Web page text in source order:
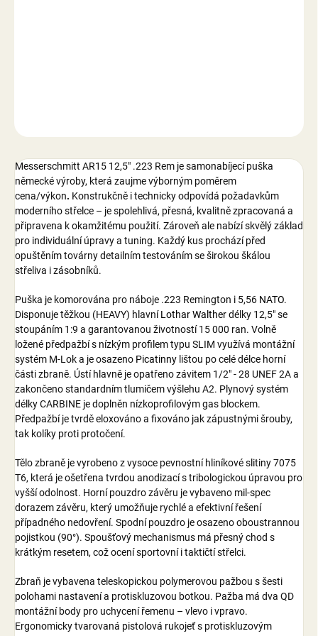
Messerschmitt AR15 12,5" .223 Rem je samonabíjecí puška
německé výroby, která zaujmevýborným poměrem
cena/výkon. Konstrukčně i technicky odpovídá požadavkům
moderního střelce – je spolehlivá, přesná, kvalitně zpracovaná a
připravena k okamžitému použití. Zároveň ale nabízí skvělý základ
pro individuální úpravy a tuning. Každý kus prochází před
opuštěním továrny detailním testováním se širokou škálou
střeliva i zásobníků.
Puška je komorována pro náboje .223 Remington i 5,56 NATO.
Disponuje těžkou (HEAVY) hlavní Lothar Waltherdélky 12,5" se
stoupáním 1:9 a garantovanou životností 15 000 ran. Volně
ložené předpažbí s nízkým profilem typu SLIM využívá montážní
systém M-Loka je osazeno Picatinny lištou po celé délce horní
části zbraně. Ústí hlavně je opatřeno závitem 1/2" - 28 UNEF 2A a
zakončeno standardním tlumičem výšlehu A2. Plynový systém
délkyCARBINE je doplněn nízkoprofilovým gas blockem.
Předpažbí je tvrdě eloxováno a fixováno jak zápustnými šrouby,
tak kolíky proti protočení.
Tělo zbraně je vyrobeno z vysoce pevnostní hliníkové slitiny7075
T6, která je ošetřena tvrdou anodizací s tribologickou úpravou pro
vyšší odolnost. Horní pouzdro závěru je vybaveno mil-spec
dorazem závěru, který umožňuje rychlé a efektivní řešení
případného nedovření. Spodní pouzdro je osazeno oboustrannou
pojistkou (90°). Spoušťový mechanismus má přesný chod s
krátkým resetem, což ocení sportovní i taktičtí střelci.
Zbraň je vybavena teleskopickou polymerovou pažbou s šesti
polohami nastavení a protiskluzovou botkou. Pažba má dva QD
montážní body pro uchycení řemenu – vlevo i vpravo.
Ergonomicky tvarovaná pistolová rukojeť s protiskluzovým